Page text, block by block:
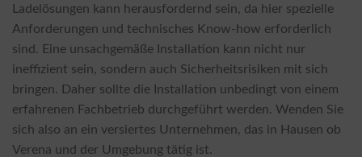
Ladelösungen kann herausfordernd sein, da hier spezielle
Anforderungen und technisches Know-how erforderlich
sind. Eine unsachgemäße Installation kann nicht nur
ineffizient sein, sondern auch Sicherheitsrisiken mit sich
bringen. Daher sollte die Installation unbedingt von einem
erfahrenen Fachbetrieb durchgeführt werden. Wenden Sie
sich also an ein versiertes Unternehmen, das in Hausen ob
Verena und der Umgebung tätig ist.